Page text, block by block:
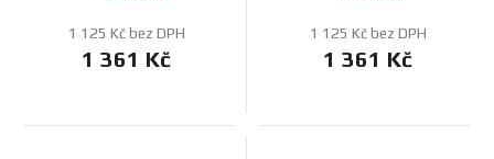
1 125 Kč bez DPH
1 361 Kč
1 125 Kč bez DPH
1 361 Kč